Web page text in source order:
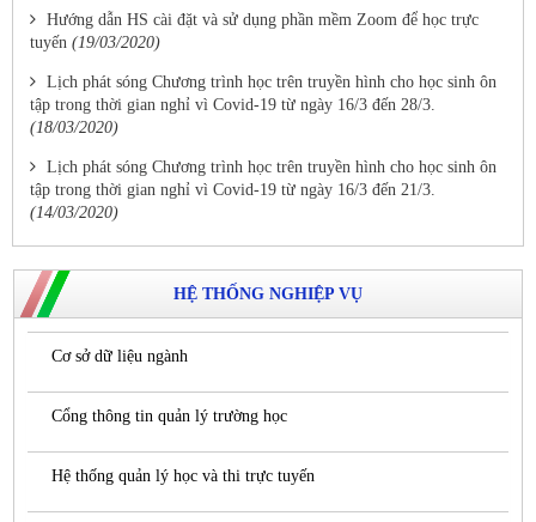
Hướng dẫn HS cài đặt và sử dụng phần mềm Zoom để học trực
tuyến (19/03/2020)
Lịch phát sóng Chương trình học trên truyền hình cho học sinh ôn
tập trong thời gian nghỉ vì Covid-19 từ ngày 16/3 đến 28/3.
(18/03/2020)
Lịch phát sóng Chương trình học trên truyền hình cho học sinh ôn
tập trong thời gian nghỉ vì Covid-19 từ ngày 16/3 đến 21/3.
(14/03/2020)
HỆ THỐNG NGHIỆP VỤ
Cơ sở dữ liệu ngành
Cổng thông tin quản lý trường học
Hệ thống quản lý học và thi trực tuyến